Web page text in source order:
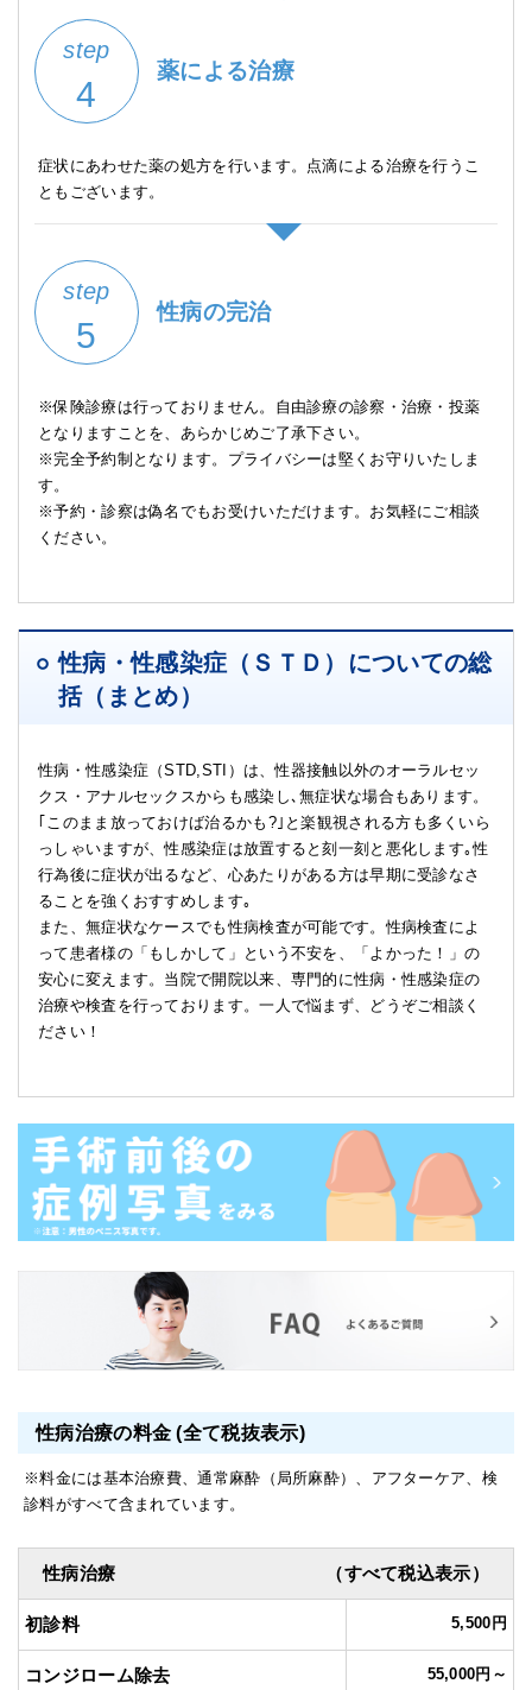
step
4
薬による治療
症状にあわせた薬の処方を行います。点滴による治療を行うこ
ともございます。
step
5
性病の完治
※保険診療は行っておりません。自由診療の診察・治療・投薬
となりますことを、あらかじめご了承下さい。
※完全予約制となります。プライバシーは堅くお守りいたしま
す。
※予約・診察は偽名でもお受けいただけます。お気軽にご相談
ください。
性病・性感染症（ＳＴＤ）についての総
括（まとめ）
性病・性感染症（STD,STI）は、性器接触以外のオーラルセッ
クス・アナルセックスからも感染し､無症状な場合もあります。
｢このまま放っておけば治るかも?｣と楽観視される方も多くいら
っしゃいますが、性感染症は放置すると刻一刻と悪化します｡性
行為後に症状が出るなど、心あたりがある方は早期に受診なさ
ることを強くおすすめします｡
また、無症状なケースでも性病検査が可能です。性病検査によ
って患者様の「もしかして」という不安を、「よかった！」の
安心に変えます。当院で開院以来、専門的に性病・性感染症の
治療や検査を行っております。一人で悩まず、どうぞご相談く
ださい！
性病治療の料金 (全て税抜表示)
※料金には基本治療費、通常麻酔（局所麻酔）、アフターケア、検
診料がすべて含まれています。
性病治療 （すべて税込表示）
初診料 5,500円
コンジローム除去 55,000円～